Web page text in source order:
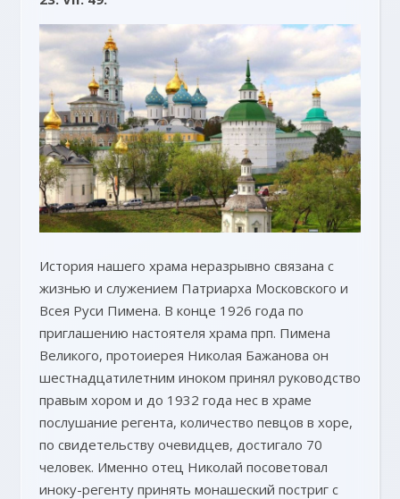
История нашего храма неразрывно связана с
жизнью и служением Патриарха Московского и
Всея Руси Пимена. В конце 1926 года по
приглашению настоятеля храма прп. Пимена
Великого, протоиерея Николая Бажанова он
шестнадцатилетним иноком принял руководство
правым хором и до 1932 года нес в храме
послушание регента, количество певцов в хоре,
по свидетельству очевидцев, достигало 70
человек. Именно отец Николай посоветовал
иноку-регенту принять монашеский постриг с